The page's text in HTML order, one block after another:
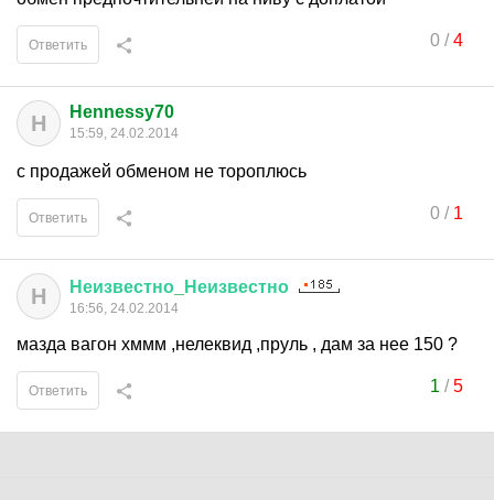
0/4
Ответить
H Hennessy70
15:59, 24.02.2014
с продажей обменом не тороплюсь
0/ 1
Ответить
Н Неизвестно Неизвестно
16:56, 24.02.2014
мазда вагон хммм ,нелеквид ,пруль , дам за нее 150 ?
1 /5
Ответить